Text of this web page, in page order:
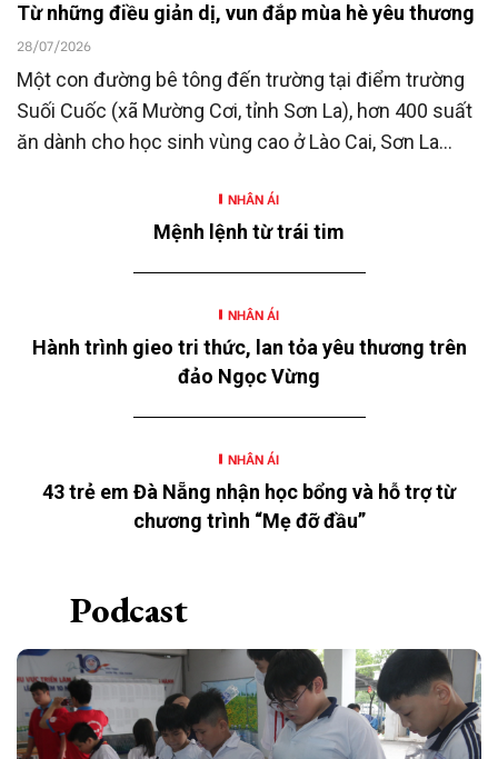
Từ những điều giản dị, vun đắp mùa hè yêu thương
28/07/2026
Một con đường bê tông đến trường tại điểm trường
Suối Cuốc (xã Mường Cơi, tỉnh Sơn La), hơn 400 suất
ăn dành cho học sinh vùng cao ở Lào Cai, Sơn La
động nằm trong chương trình “SeABankers Vì trẻ
thơ” năm 2026 với chủ đề “Mùa hè yêu thương” của
Ngân hàng TMCP Đông Nam Á (SeABank, HOSE:
NHÂN ÁI
Mệnh lệnh từ trái tim
NHÂN ÁI
Hành trình gieo tri thức, lan tỏa yêu thương trên
đảo Ngọc Vừng
NHÂN ÁI
43 trẻ em Đà Nẵng nhận học bổng và hỗ trợ từ
chương trình “Mẹ đỡ đầu”
Podcast